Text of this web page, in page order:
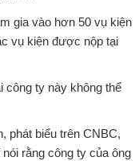
gia vào hơn 50 vụ kiện
vụ kiện được nộp tại
công ty này không thể
phát biểu trên CNBC,
rằng công ty của ông